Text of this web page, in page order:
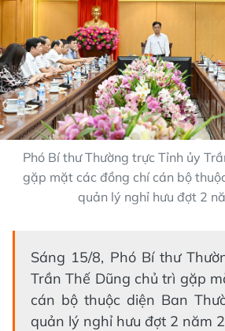
Phó Bí thư Thường trực Tỉnh ủy
gặp mặt các đồng chí cán bộ
quản lý nghỉ hưu đợt 2
Sáng 15/8, Phó Bí thư
Trần Thế Dũng chủ trì gặp
cán bộ thuộc diện Ban
quản lý nghỉ hưu đợt 2 năm